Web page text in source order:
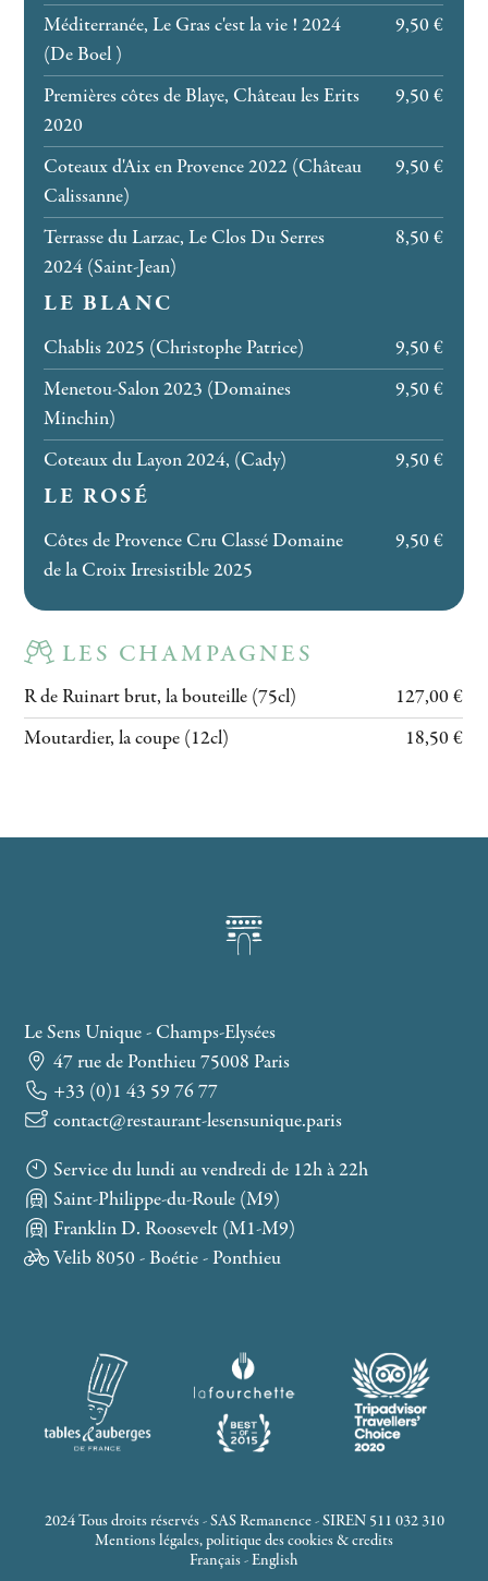
Méditerranée, Le Gras c'est la vie ! 2024
(De Boel )
9,50 €
Premières côtes de Blaye, Château les Erits
2020
9,50 €
Coteaux d'Aix en Provence 2022 (Château
Calissanne)
9,50 €
Terrasse du Larzac, Le Clos Du Serres
2024 (Saint-Jean)
8,50 €
LE BLANC
Chablis 2025 (Christophe Patrice)
9,50 €
Menetou-Salon 2023 (Domaines
Minchin)
9,50 €
Coteaux du Layon 2024, (Cady) 9,50 €
LE ROSÉ
Côtes de Provence Cru Classé Domaine
de la Croix Irresistible 2025
9,50 €
LES CHAMPAGNES
R de Ruinart brut, la bouteille (75cl)
127,00 €
Moutardier, la coupe (12cl)
18,50 €
Le Sens Unique - Champs-Elysées
47 rue de Ponthieu 75008 Paris
+33 (0)1 43 59 76 77
contact@restaurant-lesensunique.paris
Service du lundi au vendredi de 12h à 22h
Saint-Philippe-du-Roule (M9)
Franklin D. Roosevelt (M1-M9)
Velib 8050 - Boétie - Ponthieu
2024 Tous droits réservés - SAS Remanence - SIREN 511 032 310
Mentions légales, politique des cookies & credits
Français-English